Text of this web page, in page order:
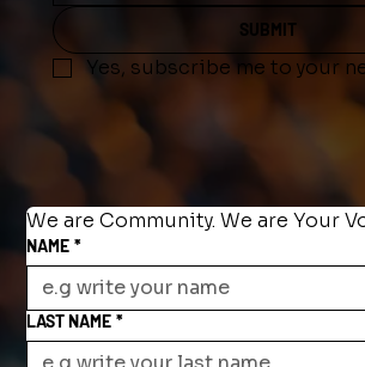
SUBMIT
Yes, subscribe me to your
We are Community. We are Your
NAME *
LAST NAME *